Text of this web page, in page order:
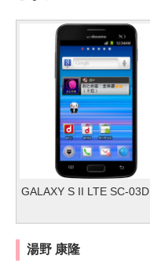
GALAXY S II LTE SC-03D
湯野 康隆